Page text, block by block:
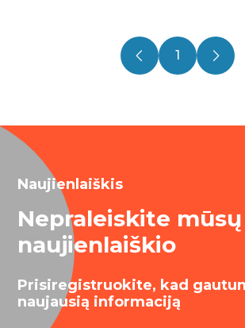
1
Naujienlaiškis
Nepraleiskite mūsų
naujienlaiškio
Prisiregistruokite, kad
naujausią informaciją